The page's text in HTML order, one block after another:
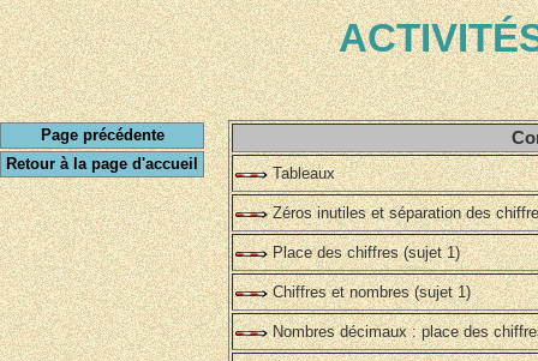
Tableaux
Zéros inutiles et séparation des
Place des chiffres (sujet 1)
Chiffres et nombres (sujet 1)
Nombres décimaux : place des
Page précédente
Retour à la page d'accueil